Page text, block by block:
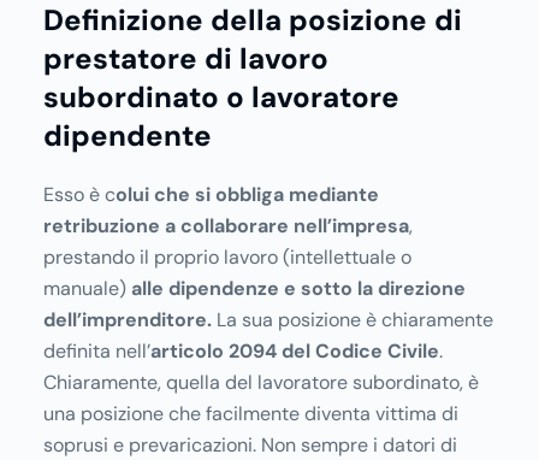
Definizione della posizione di
prestatore di lavoro
subordinato o lavoratore
dipendente
Esso è colui che si obbliga mediante
retribuzione a collaborare nell’impresa,
prestando il proprio lavoro (intellettuale o
manuale) alle dipendenze e sotto la direzione
dell’imprenditore. La sua posizione è chiaramente
definita nell’articolo 2094 del Codice Civile.
Chiaramente, quella del lavoratore subordinato, è
una posizione che facilmente diventa vittima di
soprusi e prevaricazioni. Non sempre i datori di